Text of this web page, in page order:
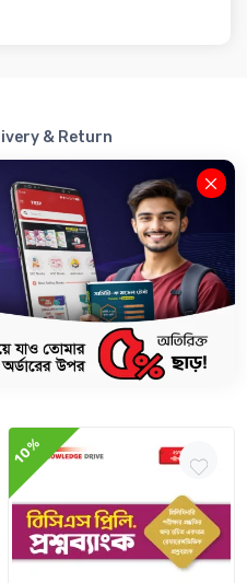
& Return
এসেছে Job Pocket Book Series।
ও প্রাথমিক শিক্ষক নিবন্ধন
Books
10%